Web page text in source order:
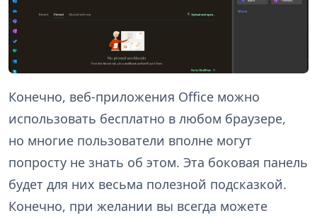
Конечно, веб-приложения Office можно
использовать бесплатно в любом браузере,
но многие пользователи вполне могут
попросту не знать об этом. Эта боковая панель
будет для них весьма полезной подсказкой.
Конечно, при желании вы всегда можете